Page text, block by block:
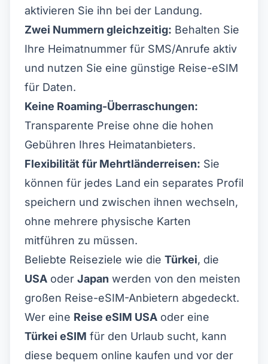
aktivieren Sie ihn bei der Landung.
Zwei Nummern gleichzeitig: Behalten Sie
Ihre Heimatnummer für SMS/Anrufe aktiv
und nutzen Sie eine günstige Reise-eSIM
für Daten.
Keine Roaming-Überraschungen:
Transparente Preise ohne die hohen
Gebühren Ihres Heimatanbieters.
Flexibilität für Mehrtländerreisen: Sie
können für jedes Land ein separates Profil
speichern und zwischen ihnen wechseln,
ohne mehrere physische Karten
mitführen zu müssen.
Beliebte Reiseziele wie die Türkei, die
USA oder Japan werden von den meisten
großen Reise-eSIM-Anbietern abgedeckt.
Wer eine Reise eSIM USA oder eine
Türkei eSIM für den Urlaub sucht, kann
diese bequem online kaufen und vor der